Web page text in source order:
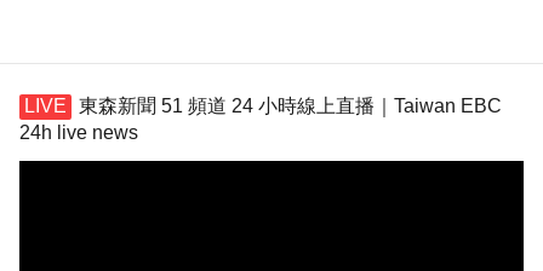
東森新聞 51 頻道 24 小時線上直播｜Taiwan EBC
24h live news